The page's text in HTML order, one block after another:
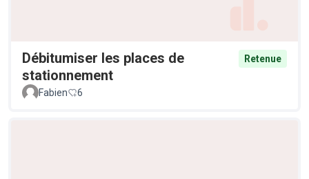
Débitumiser les places de
stationnement
Retenue
Fabien 6